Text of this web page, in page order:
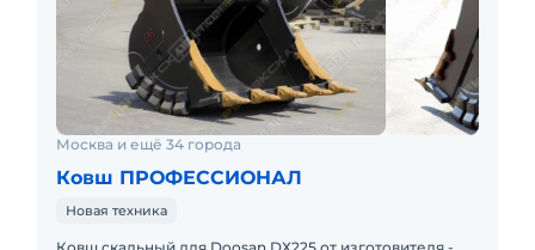
Москва и ещё 34 города
Ковш ПРОФЕССИОНАЛ
Новая техника